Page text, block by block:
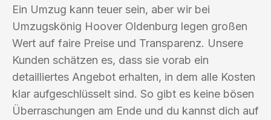
Ein Umzug kann teuer sein, aber wir bei
Umzugskönig Hoover Oldenburg legen großen
Wert auf faire Preise und Transparenz. Unsere
Kunden schätzen es, dass sie vorab ein
detailliertes Angebot erhalten, in dem alle Kosten
klar aufgeschlüsselt sind. So gibt es keine bösen
Überraschungen am Ende und du kannst dich auf